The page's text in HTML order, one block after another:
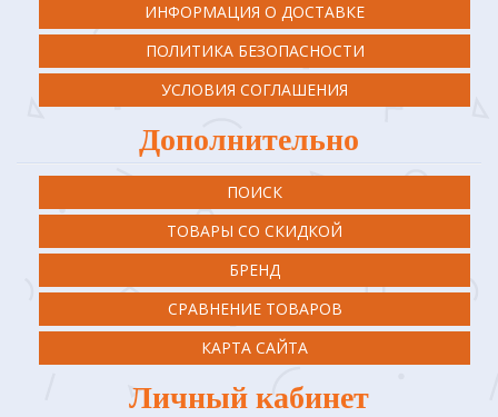
ИНФОРМАЦИЯ О ДОСТАВКЕ
ПОЛИТИКА БЕЗОПАСНОСТИ
УСЛОВИЯ СОГЛАШЕНИЯ
Дополнительно
ПОИСК
ТОВАРЫ СО СКИДКОЙ
БРЕНД
СРАВНЕНИЕ ТОВАРОВ
КАРТА САЙТА
Личный кабинет